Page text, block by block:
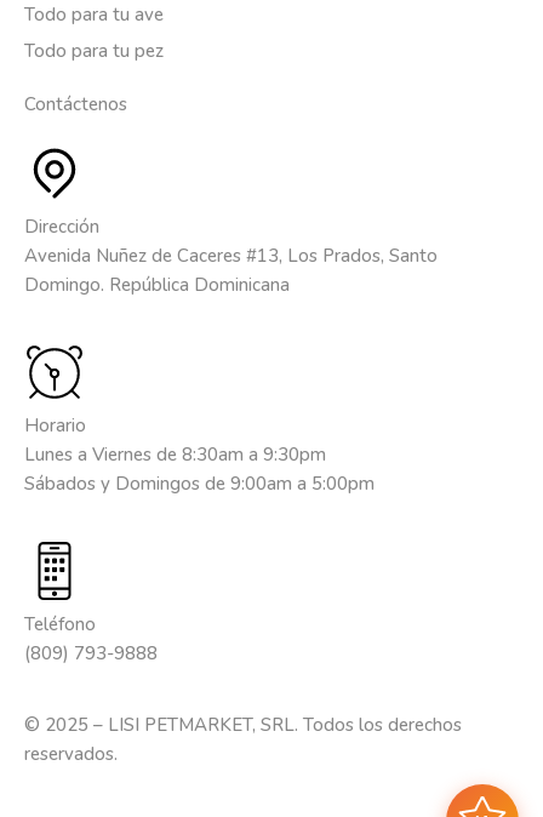
Todo para tu ave
Todo para tu pez
Contáctenos
Dirección
Avenida Nuñez de Caceres #13, Los Prados, Santo
Domingo. República Dominicana
Horario
Lunes a Viernes de 8:30am a 9:30pm
Sábados y Domingos de 9:00am a 5:00pm
Teléfono
(809) 793-9888
© 2025 – LISI PETMARKET, SRL. Todos los derechos
reservados.